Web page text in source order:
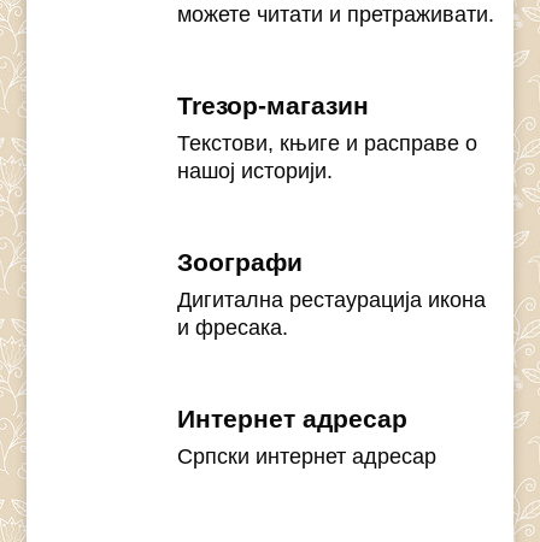
можете читати и претраживати.
Treзор-магазин
Текстови, књиге и расправе о
нашој историји.
Зоографи
Дигитална рестаурација икона
и фресака.
Интернет адресар
Српски интернет адресар